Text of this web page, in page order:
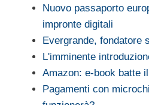
Nuovo passaporto
impronte digitali
Evergrande, fondatore
L'imminente
Amazon­: e-book batte
Pagamenti con